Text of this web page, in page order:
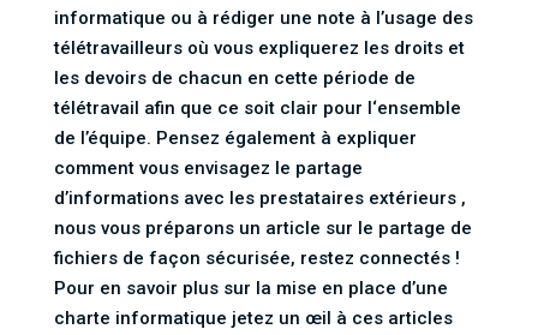
informatique ou à rédiger une note à l’usage des
télétravailleurs où vous expliquerez les droits et
les devoirs de chacun en cette période de
télétravail afin que ce soit clair pour l‘ensemble
de l’équipe. Pensez également à expliquer
comment vous envisagez le partage
d’informations avec les prestataires extérieurs ,
nous vous préparons un article sur le partage de
fichiers de façon sécurisée, restez connectés !
Pour en savoir plus sur la mise en place d’une
charte informatique jetez un œil à ces articles